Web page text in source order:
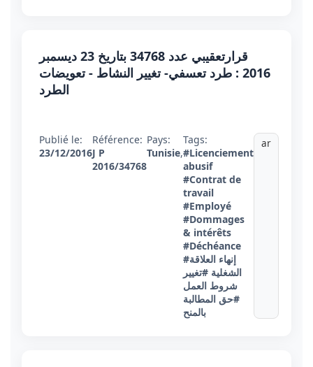
قرارتعقيبي عدد 34768 بتاريخ 23 ديسمبر
2016 : طرد تعسفي- تغيير النشاط - تعويضات
الطرد
Publié le:
23/12/2016
Référence:
J P
2016/34768
Pays:
Tunisie,
Tags:
#Licenciement
abusif
#Contrat de
travail
#Employé
#Dommages
& intérêts
#Déchéance
#إنهاء العلاقة
الشغلية #تغيير
شروط العمل
#حق المطالبة
بالمنح
ar